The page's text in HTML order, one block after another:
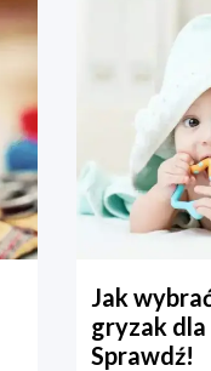
Jak
gryzak
Sprawdź!